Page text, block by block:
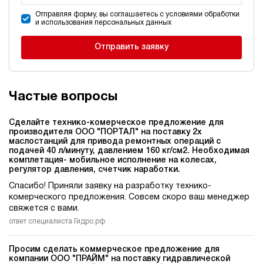
Отправляя форму, вы соглашаетесь с условиями обработки
и использования персональных данных
Отправить заявку
Частые вопросы
Сделайте технико-комерческое предложение для
производителя ООО "ПОРТАЛ" на поставку 2х
маслостанций для привода ремонтных операций c
подачей 40 л/минуту, давлением 160 кг/см2. Необходимая
комплетация- мобильное исполнение на колесах,
регулятор давления, счетчик наработки.
Спасибо! Приняли заявку на разработку технико-
комерческого предложения. Совсем скоро ваш менеджер
свяжется с вами.
ответ специалиста Гидро.рф
Просим сделать коммерческое предложение для
компании ООО "ПРАЙМ" на поставку гидравлической